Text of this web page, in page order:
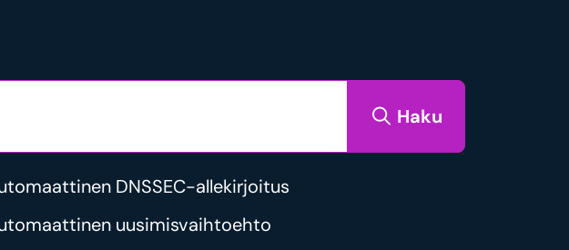
Haku
DNSSEC-allekirjoitus
uusimisvaihtoehto